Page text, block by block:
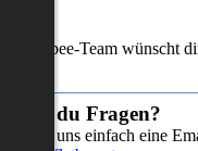
Flatbee-Team wünscht
Hast du Fragen?
Sende uns einfach eine